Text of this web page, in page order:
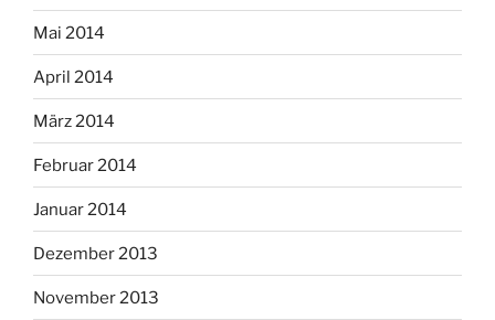
Mai 2014
April 2014
März 2014
Februar 2014
Januar 2014
Dezember 2013
November 2013